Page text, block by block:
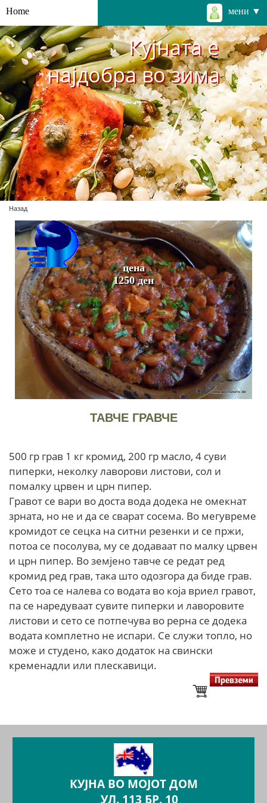
Home мени ▼
Кујната е
најдобра во зима
Назад
цена
1250 ден
ТАВЧЕ ГРАВЧЕ
500 гр грав 1 кг кромид, 200 гр масло, 4 суви
пиперки, неколку лаворови листови, сол и
помалку црвен и црн пипер.
Гравот се вари во доста вода додека не омекнат
зрната, но не и да се сварат сосема. Во мегувреме
кромидот се сецка на ситни резенки и се пржи,
потоа се посолува, му се додаваат по малку црвен
и црн пипер. Во земјено тавче се редат ред
кромид ред грав, така што одозгора да биде грав.
Сето тоа се налева со водата во која вриел гравот,
па се наредуваат сувите пиперки и лаворовите
листови и сето се потпечува во рерна се додека
водата комплетно не испари. Се служи топло, но
може и студено, како додаток на свински
кременадли или плескавици.
КУЈНА ВО МОЈОТ ДОМ
УЛ. 113 БР. 10